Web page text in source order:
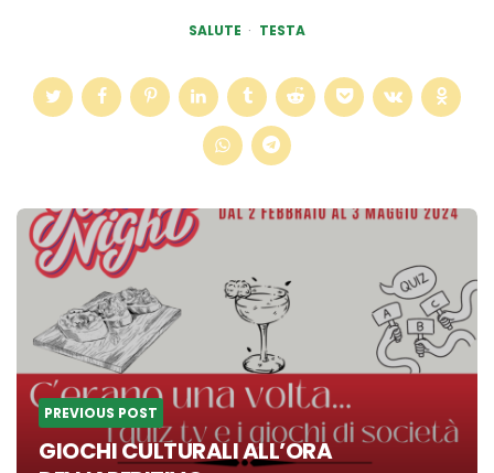
SALUTE TESTA
Post
navigation
PREVIOUS POST
GIOCHI CULTURALI ALL’ORA